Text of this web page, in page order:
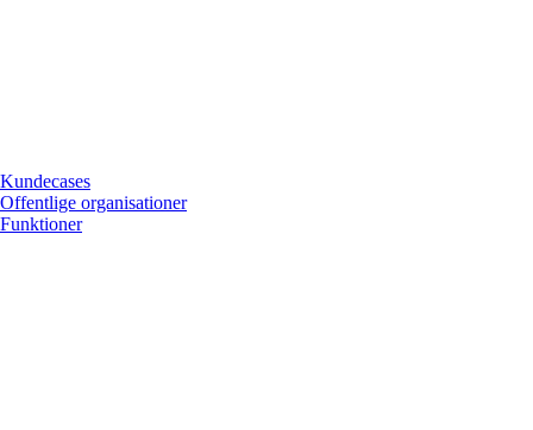
Kundecases
Offentlige organisationer
Funktioner